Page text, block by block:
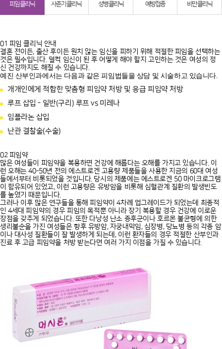
피임 클리닉 사춘기 클리닉 성병 클리닉 예방접종 비만 클리닉
01 피임 클리닉 안내
결혼 전이든, 출산 후이든 원치 않는 임신을 피하기 위해 적절한 피임을 선택하는
것은 필수입니다. 덜컥 임신이 된 후 어떻게 해야 할지 고민하는 것은 여성의 정
신 건강까지도 해칠 수 있습니다.
예진 산부인과에서는 다음과 같은 피임법들을 상담 및 시술하고 있습니다.
개개인에게 적합한 맞춤형 피임약 처방 및 응급 피임약 처방
루프 삽입 - 일반(구리) 루프 vs 미레나
임플라논 삽입
난관 결찰술(수술)
02 피임약
많은 여성들이 피임약을 복용하면 건강에 해롭다는 오해를 가지고 있습니다. 이
런 오해는 40-50년 전의 에스트로겐 고용량 제품들을 사용한 지금의 60대 여성
들에서부터 비롯되었을 것입니다. 당시의 제품에는 에스트로겐 50 마이크로그램
이 함유되어 있었고, 이런 고용량은 유방암을 비롯해 심혈관계 질환의 발생빈도
를 높였기 때문입니다.
그러나 이후 많은 연구들을 통해 피임약이 4차례 업그레이드가 되었는데 최종적
인 4세대 피임약의 경우 피임의 목적뿐 아니라 장기 복용할 경우 건강에 이로운
장점을 갖추게 되었습니다. 또한 다낭성 난소 증후군이나 호르몬 불균형에 의한
생리불순을 가진 여성들은 향후 유방암, 자궁내막임, 심장병, 당뇨병 등의 각종 암
이나 대사성 질환들이 잘 발생하게 되는데, 이런 환자들의 경우 적절한 산부인과
진료 후 고급 피임약을 처방 받는다면 여러 가지 이점을 가질 수 있습니다.